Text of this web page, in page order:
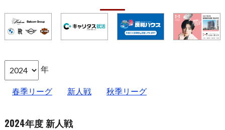
年
春季リーグ 新人戦 秋季リーグ
2024年度 新人戦